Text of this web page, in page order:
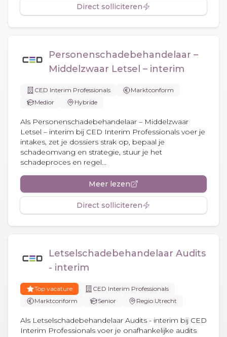
Direct solliciteren
Personenschadebehandelaar –
Middelzwaar Letsel – interim
CED Interim Professionals
Marktconform
Medior
Hybride
Als Personenschadebehandelaar – Middelzwaar
Letsel – interim bij CED Interim Professionals voer je
intakes, zet je dossiers strak op, bepaal je
schadeomvang en strategie, stuur je het
schadeproces en regel...
Meer lezen
Direct solliciteren
Letselschadebehandelaar Audits
- interim
Top vacature
CED Interim Professionals
Marktconform
Senior Regio Utrecht
Als Letselschadebehandelaar Audits - interim bij CED
Interim Professionals voer je onafhankelijke audits